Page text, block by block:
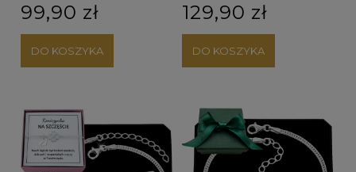
99,90 zł
DO KOSZYKA
129,90 zł
DO KOSZYKA